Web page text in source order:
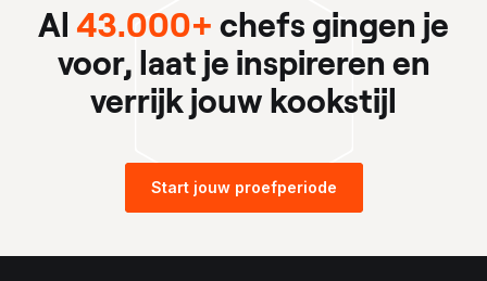
Al 43.000+ chefs gingen je
voor, laat je inspireren en
verrijk jouw kookstijl
Start jouw proefperiode